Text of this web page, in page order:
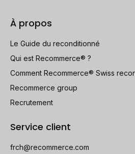
À propos
Le Guide du reconditionné
Qui est Recommerce® ?
Comment Recommerce® Swiss
Recommerce group
Recrutement
Service client
frch@recommerce.com